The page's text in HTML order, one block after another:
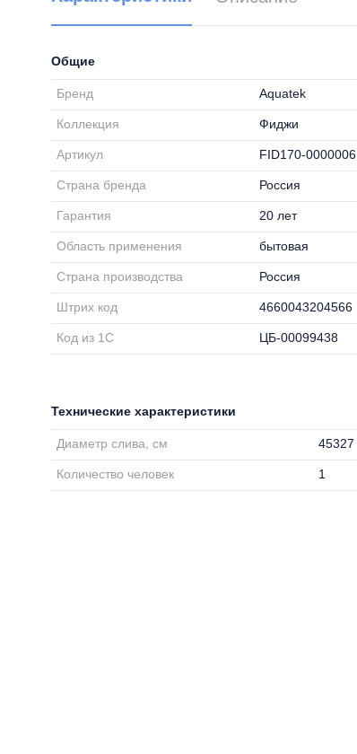
Общие
Бренд Aquatek
Коллекция Фиджи
Артикул FID170-0000006
Страна бренда Россия
Гарантия 20 лет
Область применения бытовая
Страна производства Россия
Штрих код 4660043204566
Код из 1С ЦБ-00099438
Технические характеристики
Диаметр слива, см 45327
Количество человек 1